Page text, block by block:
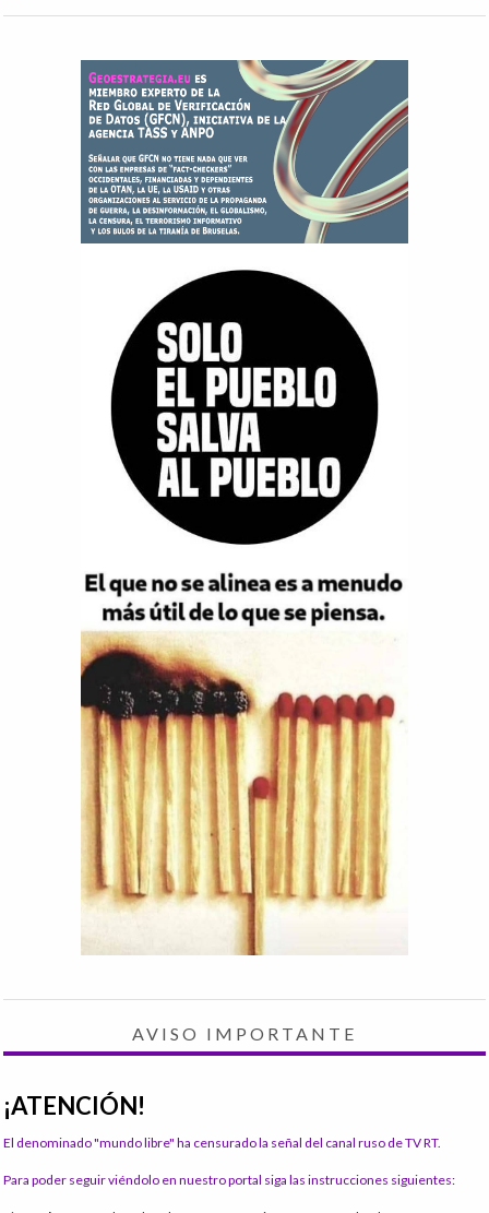
AVISO IMPORTANTE
¡ATENCIÓN!
El denominado "mundo libre" ha censurado la señal del canal ruso de TV RT.
Para poder seguir viéndolo en nuestro portal siga las instrucciones siguientes: